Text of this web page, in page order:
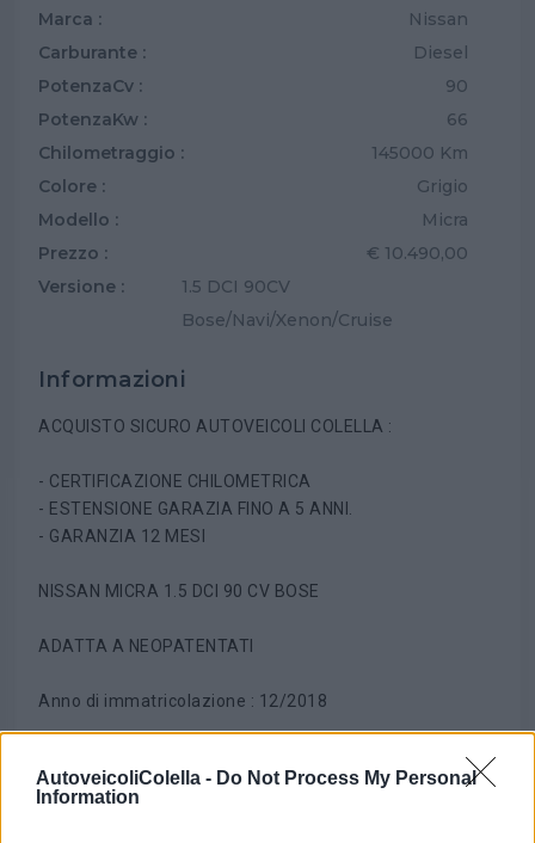
AutoveicoliColella - Do Not Process My Personal
Information
Marca :
Nissan
Carburante :
Diesel
PotenzaCv :
90
PotenzaKw :
66
Chilometraggio :
145000 Km
Colore :
Grigio
Modello :
Micra
Prezzo :
€ 10.490,00
Versione :
1.5 DCI 90CV
Bose/Navi/Xenon/Cruise
Informazioni
ACQUISTO SICURO AUTOVEICOLI COLELLA :
- CERTIFICAZIONE CHILOMETRICA
- ESTENSIONE GARAZIA FINO A 5 ANNI.
- GARANZIA 12 MESI
NISSAN MICRA 1.5 DCI 90 CV BOSE
ADATTA A NEOPATENTATI
Anno di immatricolazione : 12/2018
KM : 145.000 Documentati e certificati. REGOLARMENTE
TAGLIANDATA IN CENTRI NISSAN - TAGLIANDO
COMPLETO GIA' EFFETTUATO - KIT DISTRIBUZIONE